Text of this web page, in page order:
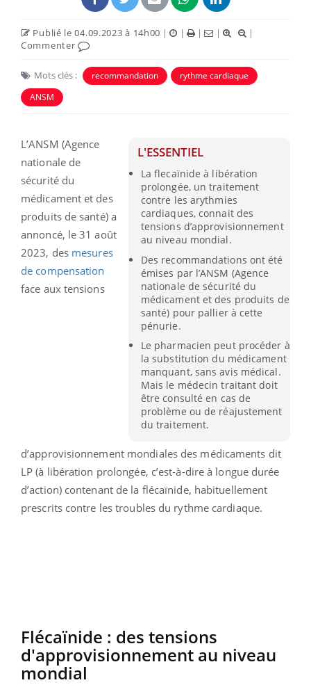
Publié le 04.09.2023 à 14h00 | | | |
|
Commenter
Mots clés : recommandation
rythme cardiaque
ANSM
L'ESSENTIEL
La flecaïnide à libération
prolongée, un traitement
contre les arythmies
cardiaques, connait des
tensions d’approvisionnement
au niveau mondial.
Des recommandations ont été
émises par l’ANSM (Agence
nationale de sécurité du
médicament et des produits de
santé) pour pallier à cette
pénurie.
Le pharmacien peut procéder à
la substitution du médicament
manquant, sans avis médical.
Mais le médecin traitant doit
être consulté en cas de
problème ou de réajustement
du traitement.
L’ANSM (Agence
nationale de
sécurité du
médicament et des
produits de santé) a
annoncé, le 31 août
2023, des mesures
de compensation
face aux tensions
d’approvisionnement mondiales des médicaments dit
LP (à libération prolongée, c’est-à-dire à longue durée
d’action) contenant de la flécaïnide, habituellement
prescrits contre les troubles du rythme cardiaque.
Flécaïnide : des tensions
d'approvisionnement au niveau
mondial